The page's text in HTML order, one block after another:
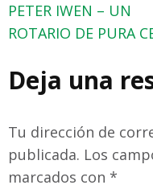
Navegación
de
PETER IWEN – UN
ROTARIO DE PURA
Deja una
Tu dirección de
publicada. Los
marcados con *